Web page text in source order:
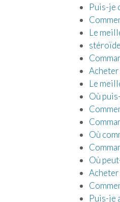
Puis-je
Le
Le
Où
Où
Où
Acheter
Puis-je